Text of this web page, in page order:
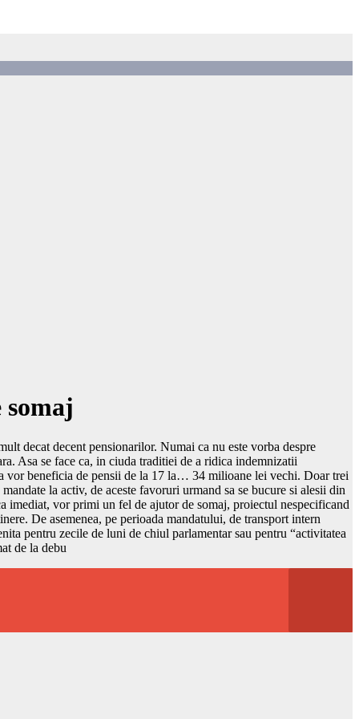
decat decent pensionarilor. Numai ca nu este vorba despre
Asa se face ca, in ciuda traditiei de a ridica indemnizatii
vor beneficia de pensii de la 17 la… 34 milioane lei vechi. Doar trei
la activ, de aceste favoruri urmand sa se bucure si alesii din
imediat, vor primi un fel de ajutor de somaj, proiectul nespecificand
De asemenea, pe perioada mandatului, de transport intern
pentru zecile de luni de chiul parlamentar sau pentru “activitatea
de la debu